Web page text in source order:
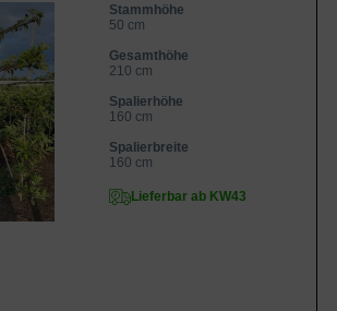
Sommergrün, eiförmig, am Ende
zugespitzt, gesägter Rand, etwas rau,
mittelgrün, bis zu 8 cm lang
Zart wachsgelb mt karmesinroten Tupfen
und Strichen, saftig und fein-würzig, süß-
weinsäuerlich, sehr edeles Aroma, relativ
groß
Weißrosa
April bis Mai
Braun
Dicht verzweigt, flachwurzelig, viele
Stammhöhe
50 cm
Gesamthöhe
210 cm
Spalierhöhe
160 cm
Spalierbreite
160 cm
Lieferbar ab KW43